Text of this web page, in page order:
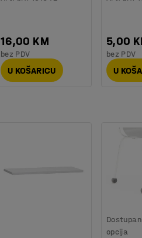
16,00 KM
bez PDV
U KOŠARICU
5,00
bez PDV
U
opcija